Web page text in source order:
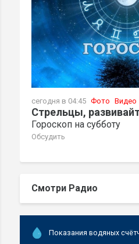
сегодня в 04:45 Фото Видео
Стрельцы,
Гороскоп на субботу
Обсудить
Смотри Радио
Показания водяных